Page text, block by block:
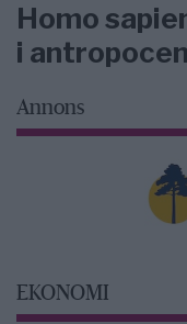
Homo
i
Annons
EKONOMI